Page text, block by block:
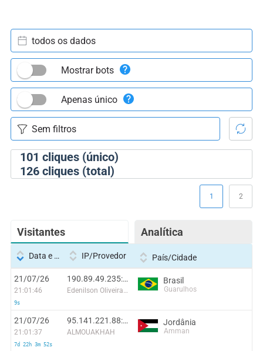
101 cliques (único)
126cliques (total)
todos os dados
Mostrar bots
Apenas único
Visitantes Analítica
1 2
Data e hora IP/Provedor País/Cidade
21/07/26
21:01:46
9s
190.89.49.235:15027
Edenilson Oliveira Belo
Brasil
Guarulhos
21/07/26
21:01:37
7d 22h 3m 52s
95.141.221.88:2164
ALMOUAKHAH
Jordânia
Amman